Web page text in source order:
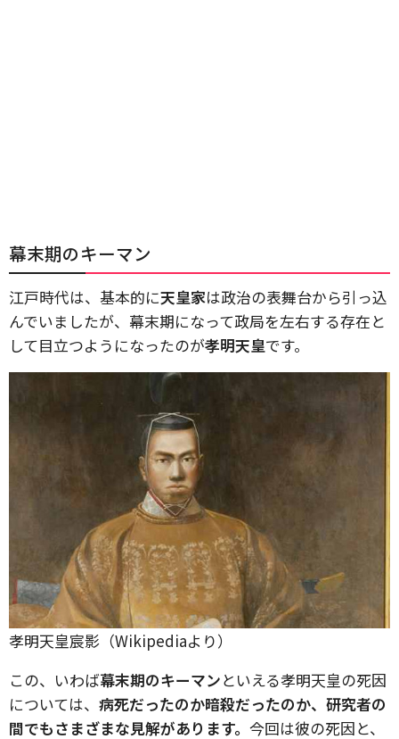
幕末期のキーマン
江戸時代は、基本的に天皇家は政治の表舞台から引っ込
んでいましたが、幕末期になって政局を左右する存在と
して目立つようになったのが孝明天皇です。
孝明天皇宸影（Wikipediaより）
この、いわば幕末期のキーマンといえる孝明天皇の死因
については、 病死だったのか暗殺だったのか、研究者の
間でもさまざまな見解があります。 今回は彼の死因と、